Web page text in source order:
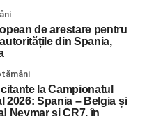
de arestare pentru
din Spania,
la Campionatul
2026: Spania – Belgia și
Neymar și CR7, în